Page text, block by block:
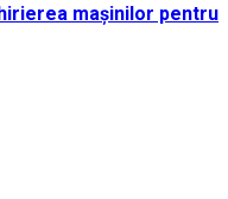
mașinilor pentru